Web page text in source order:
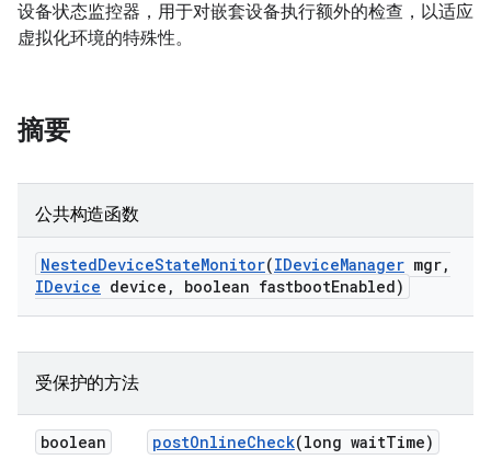
设备状态监控器，用于对嵌套设备执行额外的检查，以适应
虚拟化环境的特殊性。
摘要
公共构造函数
NestedDeviceStateMonitor(IDeviceManager mgr,
IDevice device , boolean fastbootEnabled)
受保护的方法
boolean postOnlineCheck(long waitTime)